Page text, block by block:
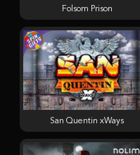
Folsom Prison
San Quentin xWays